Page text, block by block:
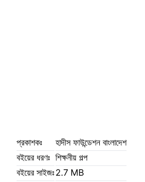
প্রকাশকঃ
হাদীস ফাউন্ডেশন বাংলাদেশ
বইয়ের ধরণঃ শিক্ষনীয় গল্প
বইয়ের সাইজঃ2.7 MB